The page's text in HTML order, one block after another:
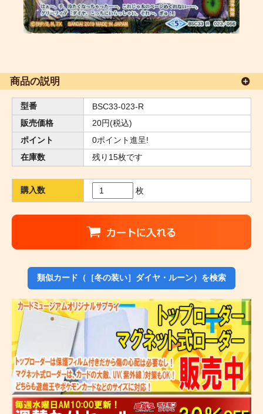
商品の説明
型番
BSC33-023-R
販売価格
20円(税込)
ポイント
0ポイント進呈!
在庫数
残り15枚です
購入数 枚
類似カード（［冬の装い］ダイヤ・ルーン）を検索